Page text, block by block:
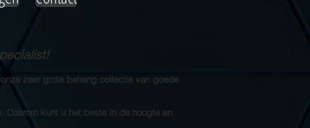
zeer grote behang collectie van goede
Daarom kunt u het beste in de hoogte en